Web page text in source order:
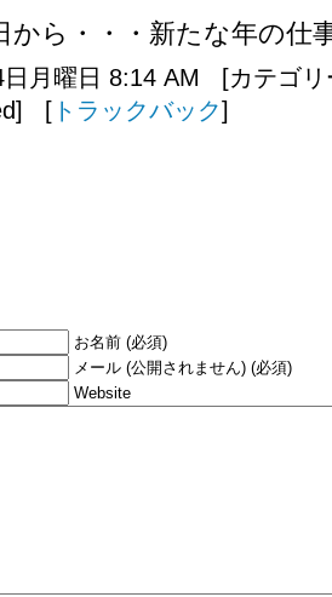
から・・・新たな年の仕
日月曜日 8:14 AM [カテゴリ
[ トラックバック]
お名前 (必須)
メール (公開されません) (必須)
Website